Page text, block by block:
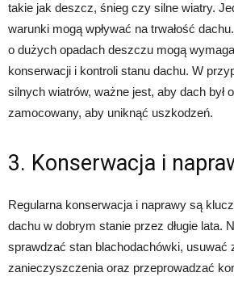
takie jak deszcz, śnieg czy silne wiatry.
warunki mogą wpływać na trwałość
o dużych opadach deszczu mogą
konserwacji i kontroli stanu dachu. W
silnych wiatrów, ważne jest, aby dach był
zamocowany, aby uniknąć uszkodzeń.
3. Konserwacja i
Regularna konserwacja i naprawy są
dachu w dobrym stanie przez długie lata.
sprawdzać stan blachodachówki, usuwać
zanieczyszczenia oraz przeprowadzać